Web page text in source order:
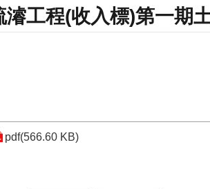
工程(收入標)第一期
pdf(566.60 KB)